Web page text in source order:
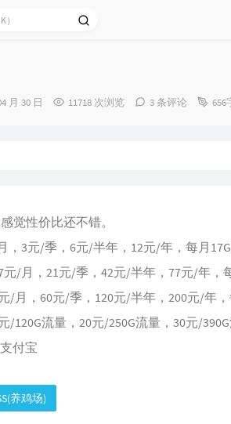
月 30 日 11718 次浏览 3 条评论 656
觉性价比还不错。
，3元/季，6元/半年，12元/年，每月
/月，21元/季，42元/半年，77元/年，
/月，60元/季，120元/半年，200元/年，
/120G流量，20元/250G流量，30元/390G
付宝
养鸡场)